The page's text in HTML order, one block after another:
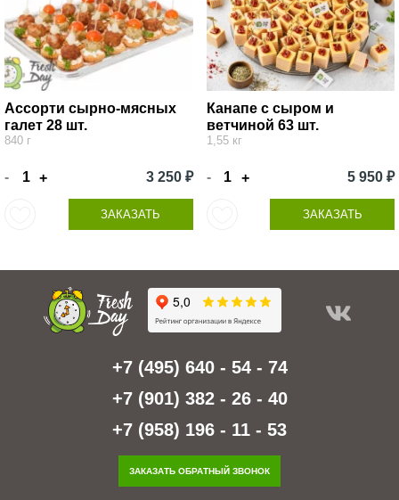
Ассорти сырно-мясных
галет 28 шт.
840 г
- + 3 250 ₽
ЗАКАЗАТЬ
Канапе с сыром и
ветчиной 63 шт.
1,55 кг
- + 5 950 ₽
ЗАКАЗАТЬ
+7 (495) 640 - 54 - 74
+7 (901) 382 - 26 - 40
+7 (958) 196 - 11 - 53
ЗАКАЗАТЬ ОБРАТНЫЙ ЗВОНОК